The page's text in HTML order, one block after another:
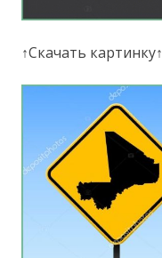
↑Скачать картинку↑